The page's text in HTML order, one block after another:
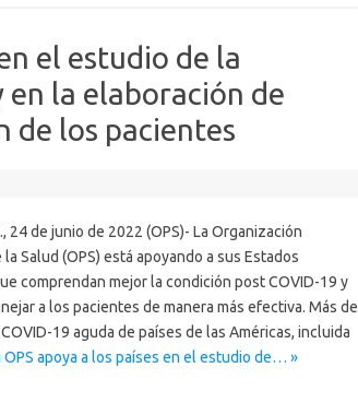
el estudio de la
en la elaboración de
de los pacientes
24 de junio de 2022 (OPS)- La Organización
la Salud (OPS) está apoyando a sus Estados
comprendan mejor la condición post COVID-19 y
a los pacientes de manera más efectiva. Más de
19 aguda de países de las Américas, incluida
OPS apoya a los países en el estudio de… »